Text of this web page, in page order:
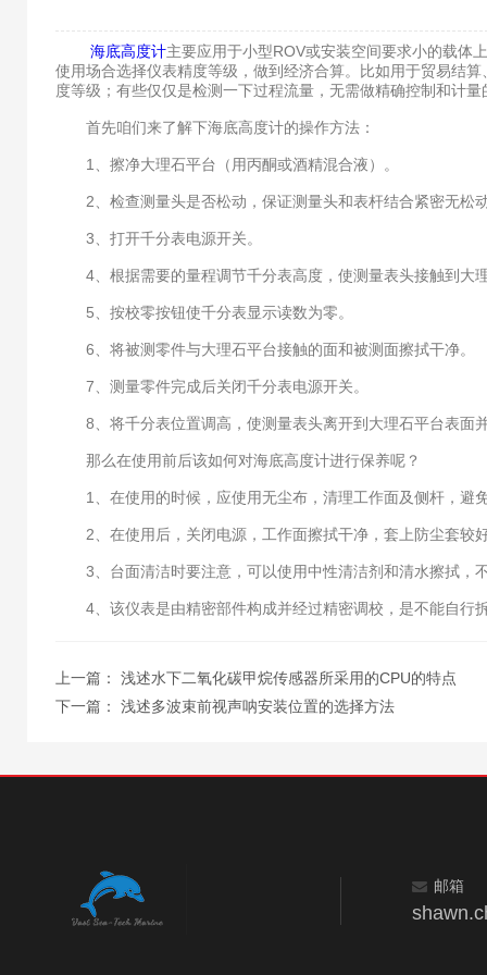
海底高度计主要应用于小型ROV或安装空间要求小的载体
使用场合选择仪表精度等级，做到经济合算。比如用于贸易结
度等级；有些仅仅是检测一下过程流量，无需做精确控制和计
首先咱们来了解下海底高度计的操作方法：
1、擦净大理石平台（用丙酮或酒精混合液）。
2、检查测量头是否松动，保证测量头和表杆结合紧密无松
3、打开千分表电源开关。
4、根据需要的量程调节千分表高度，使测量表头接触到大
5、按校零按钮使千分表显示读数为零。
6、将被测零件与大理石平台接触的面和被测面擦拭干净。
7、测量零件完成后关闭千分表电源开关。
8、将千分表位置调高，使测量表头离开到大理石平台表面
那么在使用前后该如何对海底高度计进行保养呢？
1、在使用的时候，应使用无尘布，清理工作面及侧杆，避
2、在使用后，关闭电源，工作面擦拭干净，套上防尘套较
3、台面清洁时要注意，可以使用中性清洁剂和清水擦拭，
4、该仪表是由精密部件构成并经过精密调校，是不能自行
上一篇： 浅述水下二氧化碳甲烷传感器所采用的CPU的特点
下一篇： 浅述多波束前视声呐安装位置的选择方法
邮箱